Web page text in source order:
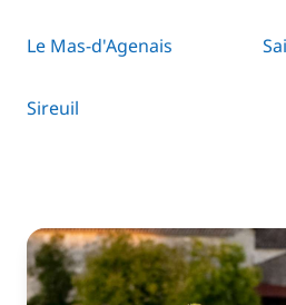
Le Mas-d'Agenais
Sireuil